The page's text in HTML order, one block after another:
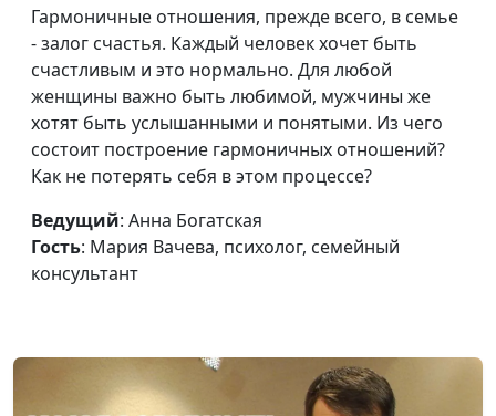
Как сериалы влияют на
жизнь женщины?
Анна Богатская,
Мария Вачева,
психолог, семейный
консультант
#675
Женщина в гневе - в чем
причина?
Мария Вачева,
психолог, семейный
консультант
#674
Самооценка: как найти
золотую середину?
Анна Богатская,
Гармоничные отношения, прежде всего, в семье
- залог счастья. Каждый человек хочет быть
счастливым и это нормально. Для любой
женщины важно быть любимой, мужчины же
хотят быть услышанными и понятыми. Из чего
состоит построение гармоничных отношений?
Как не потерять себя в этом процессе?
Ведущий: Анна Богатская
Гость: Мария Вачева, психолог, семейный
консультант